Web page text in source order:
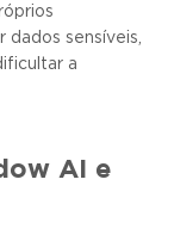
dados sensíveis,
a
AI e